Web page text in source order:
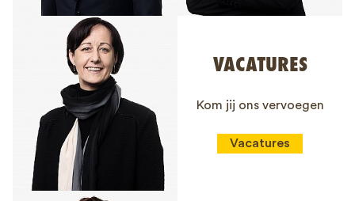
VACATURES
Kom jij ons vervoegen
Vacatures